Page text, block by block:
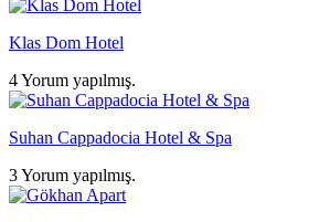
Klas Dom Hotel
4 Yorum yapılmış.
Suhan Cappadocia Hotel & Spa
3 Yorum yapılmış.